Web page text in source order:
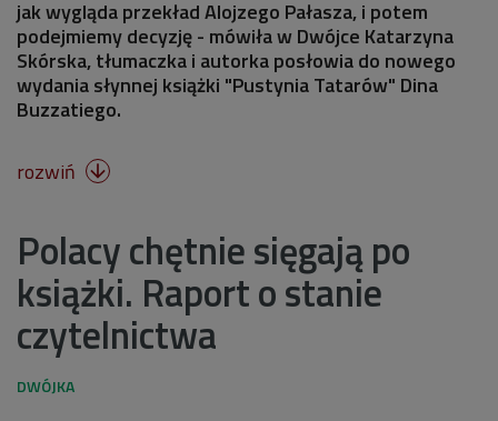
jak wygląda przekład Alojzego Pałasza, i potem
podejmiemy decyzję - mówiła w Dwójce Katarzyna
Skórska, tłumaczka i autorka posłowia do nowego
wydania słynnej książki "Pustynia Tatarów" Dina
Buzzatiego.
rozwiń 
Polacy chętnie sięgają po
książki. Raport o stanie
czytelnictwa